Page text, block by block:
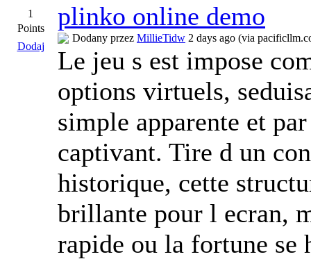
1
Points
Dodaj
plinko online demo
Dodany przez MillieTidw 2 days ago (via
Le jeu s est impose
options virtuels,
simple apparente et
captivant. Tire d un
historique, cette
brillante pour l ecran,
rapide ou la fortune se